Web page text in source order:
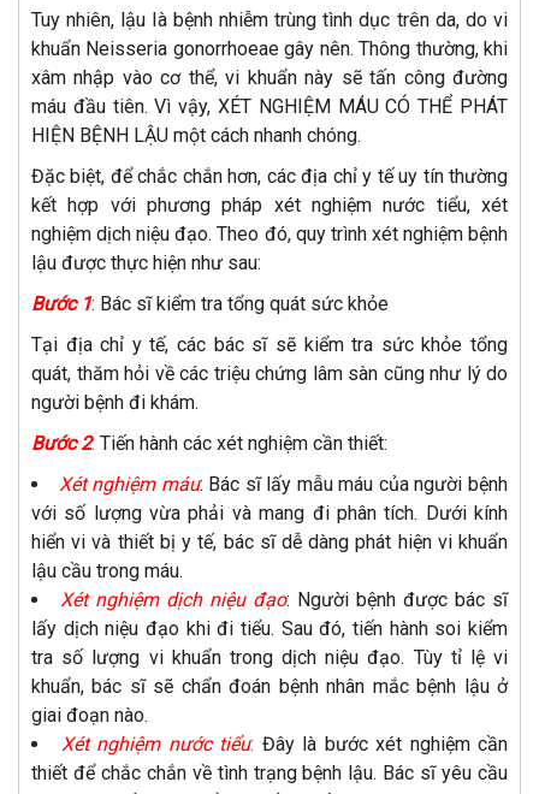
Tuy nhiên, lậu là bệnh nhiễm trùng tình dục trên da, do vi
khuẩn Neisseria gonorrhoeae gây nên. Thông thường, khi
xâm nhập vào cơ thể, vi khuẩn này sẽ tấn công đường
máu đầu tiên. Vì vậy, XÉT NGHIỆM MÁU CÓ THỂ PHÁT
HIỆN BỆNH LẬU một cách nhanh chóng.
Đặc biệt, để chắc chắn hơn, các địa chỉ y tế uy tín thường
kết hợp với phương pháp xét nghiệm nước tiểu, xét
nghiệm dịch niệu đạo. Theo đó, quy trình xét nghiệm bệnh
lậu được thực hiện như sau:
Bước 1: Bác sĩ kiểm tra tổng quát sức khỏe
Tại địa chỉ y tế, các bác sĩ sẽ kiểm tra sức khỏe tổng
quát, thăm hỏi về các triệu chứng lâm sàn cũng như lý do
người bệnh đi khám.
Bước 2: Tiến hành các xét nghiệm cần thiết:
Xét nghiệm máu: Bác sĩ lấy mẫu máu của người bệnh
với số lượng vừa phải và mang đi phân tích. Dưới kính
hiển vi và thiết bị y tế, bác sĩ dễ dàng phát hiện vi khuẩn
lậu cầu trong máu.
Xét nghiệm dịch niệu đạo: Người bệnh được bác sĩ
lấy dịch niệu đạo khi đi tiểu. Sau đó, tiến hành soi kiểm
tra số lượng vi khuẩn trong dịch niệu đạo. Tùy tỉ lệ vi
khuẩn, bác sĩ sẽ chẩn đoán bệnh nhân mắc bệnh lậu ở
giai đoạn nào.
Xét nghiệm nước tiểu: Đây là bước xét nghiệm cần
thiết để chắc chắn về tình trạng bệnh lậu. Bác sĩ yêu cầu